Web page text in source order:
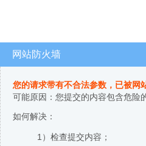
网站防火墙
您的请求带有不合法参数，已被网
可能原因：您提交的内容包含危险
如何解决：
1）检查提交内容；